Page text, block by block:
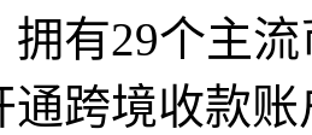
拥有29个主
通跨境收款